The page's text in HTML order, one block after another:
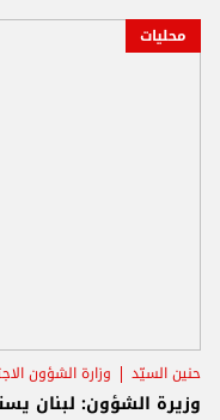
محليات
حنين السيّد وزارة الشؤون
وزيرة الشؤون: لبنان